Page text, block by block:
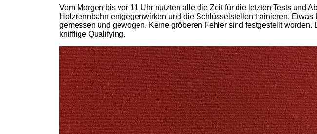
Vom Morgen bis vor 11 Uhr nutzten alle die Zeit für die letzten Tests und
Holzrennbahn entgegenwirken und die Schlüsselstellen trainieren.
gemessen und gewogen. Keine gröberen Fehler sind festgestellt
knifflige Qualifying.